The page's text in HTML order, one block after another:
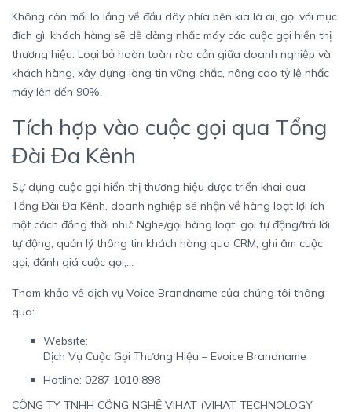
Không còn mối lo lắng về đầu dây phía bên kia là ai, gọi với mục
đích gì, khách hàng sẽ dễ dàng nhấc máy các cuộc gọi hiển thị
thương hiệu. Loại bỏ hoàn toàn rào cản giữa doanh nghiệp và
khách hàng, xây dựng lòng tin vững chắc, nâng cao tỷ lệ nhấc
máy lên đến 90%.
Tích hợp vào cuộc gọi qua Tổng
Đài Đa Kênh
Sự dụng cuộc gọi hiển thị thương hiệu được triển khai qua
Tổng Đài Đa Kênh, doanh nghiệp sẽ nhận về hàng loạt lợi ích
một cách đồng thời như: Nghe/gọi hàng loạt, gọi tự động/trả lời
tự động, quản lý thông tin khách hàng qua CRM, ghi âm cuộc
gọi, đánh giá cuộc gọi,…
Tham khảo về dịch vụ Voice Brandname của chúng tôi thông
qua:
Website:
Dịch Vụ Cuộc Gọi Thương Hiệu – Evoice Brandname
Hotline: 0287 1010 898
CÔNG TY TNHH CÔNG NGHỆ VIHAT (VIHAT TECHNOLOGY